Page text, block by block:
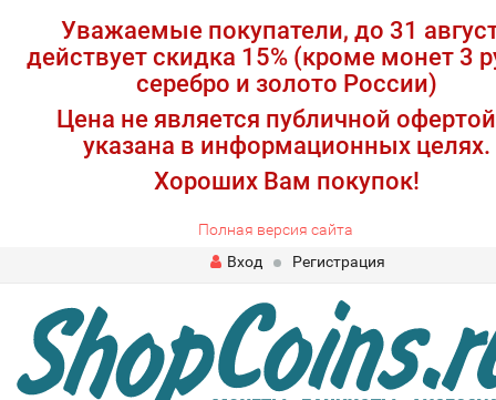
Уважаемые покупатели, до 31
действует скидка 15% (кроме монет 3
серебро и золото России)
Цена не является публичной
указана в информационных целях.
Хороших Вам покупок!
Полная версия сайта
Вход
Регистрация